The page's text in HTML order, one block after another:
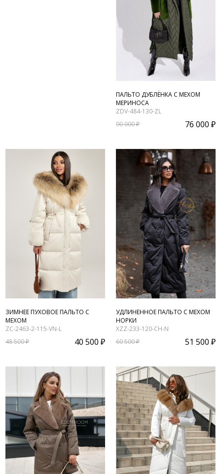
ПАЛЬТО ДУБЛЁНКА С МЕХОМ
МЕРИНОСА
ZDV-484-130-ZL
90 000 ₽
76 000 ₽
ЗИМНЕЕ ПУХОВОЕ ПАЛЬТО С
МЕХОМ
ZC-2463-2-115-VN-L
48 500 ₽
40 500 ₽
УДЛИНЕННОЕ ПАЛЬТО С МЕХОМ
НОРКИ
XZZ-233-120-CH-N
60 500 ₽
51 500 ₽